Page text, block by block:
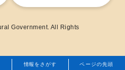
情報をさがす ページの先頭
Government. All Rights